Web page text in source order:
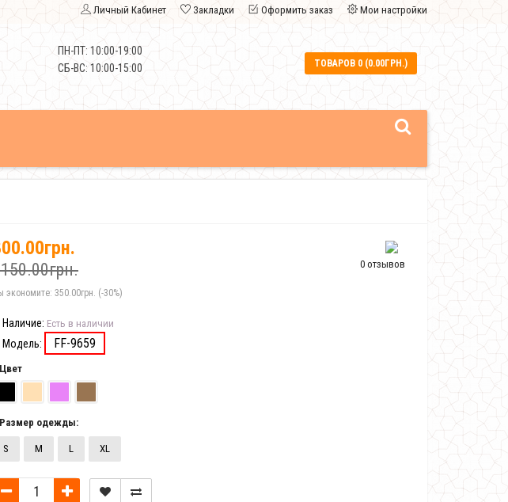
Личный Кабинет Закладки Оформить заказ Мои настройки
ПН-ПТ: 10:00-19:00
СБ-ВС: 10:00-15:00
ТОВАРОВ 0 (0.00ГРН.)
0 отзывов
экономите: 350.00грн. (-30%)
Наличие: Есть в наличии
Модель: FF-9659
Цвет
Размер одежды:
S M L XL